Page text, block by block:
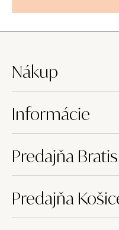
Nákup
Informácie
Predajňa
Predajňa